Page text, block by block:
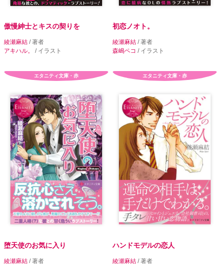
傲慢紳士とキスの契りを
綾瀬麻結 / 著者
アキハル。 / イラスト
初恋ノオト。
綾瀬麻結 / 著者
森嶋ペコ / イラスト
エタニティ文庫・赤
堕天使のお気に入り
綾瀬麻結 / 著者
エタニティ文庫・赤
ハンドモデルの恋人
綾瀬麻結 / 著者